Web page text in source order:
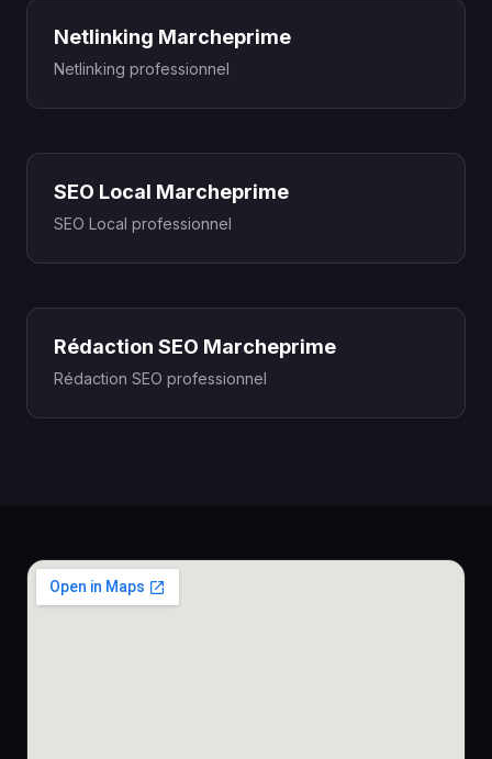
Netlinking Marcheprime
Netlinking professionnel
SEO Local Marcheprime
SEO Local professionnel
Rédaction SEO Marcheprime
Rédaction SEO professionnel